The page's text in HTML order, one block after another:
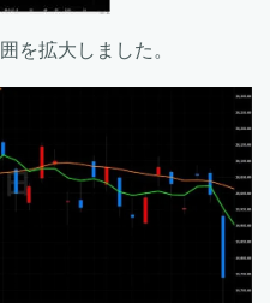
を拡大しました。